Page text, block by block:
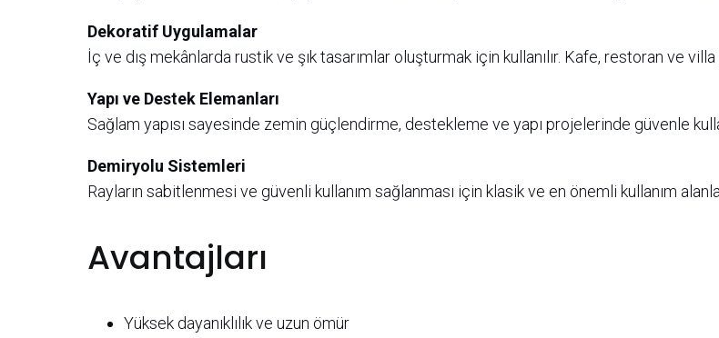
Dekoratif Uygulamalar
İç ve dış mekânlarda rustik ve şık tasarımlar oluşturmak için kullanılır. Kafe, restoran ve
Yapı ve Destek Elemanları
Sağlam yapısı sayesinde zemin güçlendirme, destekleme ve yapı projelerinde güvenle
Demiryolu Sistemleri
Rayların sabitlenmesi ve güvenli kullanım sağlanması için klasik ve en önemli kullanım
Avantajları
Yüksek dayanıklılık ve uzun ömür